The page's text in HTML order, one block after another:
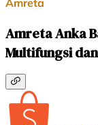
Amreta Anka
Multifungsi